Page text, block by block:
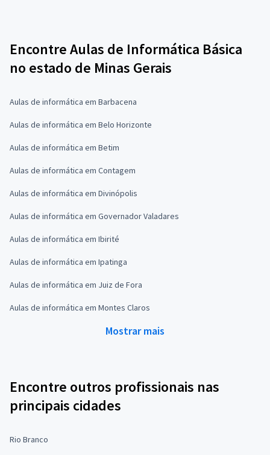
Encontre Aulas de Informática Básica
no estado de Minas Gerais
Aulas de informática em Barbacena
Aulas de informática em Belo Horizonte
Aulas de informática em Betim
Aulas de informática em Contagem
Aulas de informática em Divinópolis
Aulas de informática em Governador Valadares
Aulas de informática em Ibirité
Aulas de informática em Ipatinga
Aulas de informática em Juiz de Fora
Aulas de informática em Montes Claros
Mostrar mais
Encontre outros profissionais nas
principais cidades
Rio Branco